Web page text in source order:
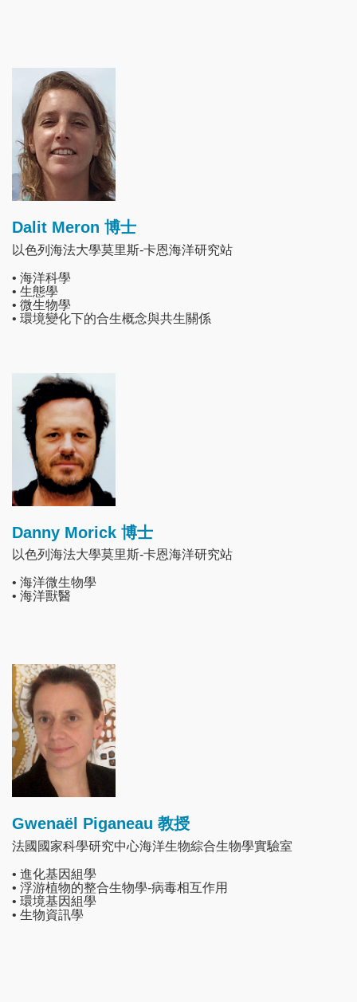
Image
Dalit Meron 博士
以色列海法大學莫里斯-卡恩海洋研究站
• 海洋科學
• 生態學
• 微生物學
• 環境變化下的合生概念與共生關係
Image
Danny Morick 博士
以色列海法大學莫里斯-卡恩海洋研究站
• 海洋微生物學
• 海洋獸醫
Image
Gwenaël Piganeau 教授
法國國家科學研究中心海洋生物綜合生物學實驗室
• 進化基因組學
• 浮游植物的整合生物學-病毒相互作用
• 環境基因組學
• 生物資訊學